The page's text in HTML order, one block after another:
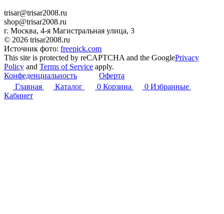
trisar@trisar2008.ru
shop@trisar2008.ru
г. Москва, 4-я Магистральная улица, 3
© 2026 trisar2008.ru
Источник фото: freepick.com
This site is protected by reCAPTCHA and the GooglePrivacy
Policy and Terms of Service apply.
Конфеденциальность
Оферта
Главная
Каталог 0 Корзина 0 Избранные
Кабинет